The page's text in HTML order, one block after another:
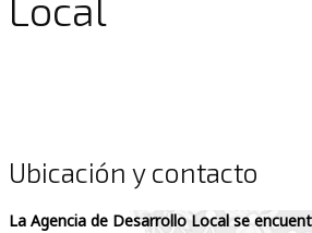
Local
Ubicación y contacto
La Agencia de Desarrollo Local se